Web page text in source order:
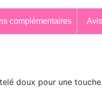
complémentaires
doux pour une